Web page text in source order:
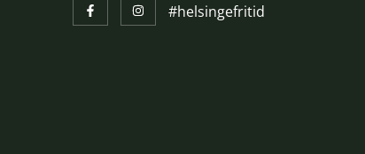
#helsingefritid